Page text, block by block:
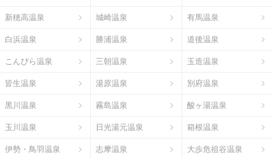
新穂高温泉 城崎温泉 有馬温泉
白浜温泉 勝浦温泉 道後温泉
こんぴら温泉 三朝温泉 玉造温泉
皆生温泉 湯原温泉 別府温泉
黒川温泉 霧島温泉 酸ヶ湯温泉
玉川温泉 日光湯元温泉 箱根温泉
伊勢・鳥羽温泉 志摩温泉 大歩危祖谷温泉